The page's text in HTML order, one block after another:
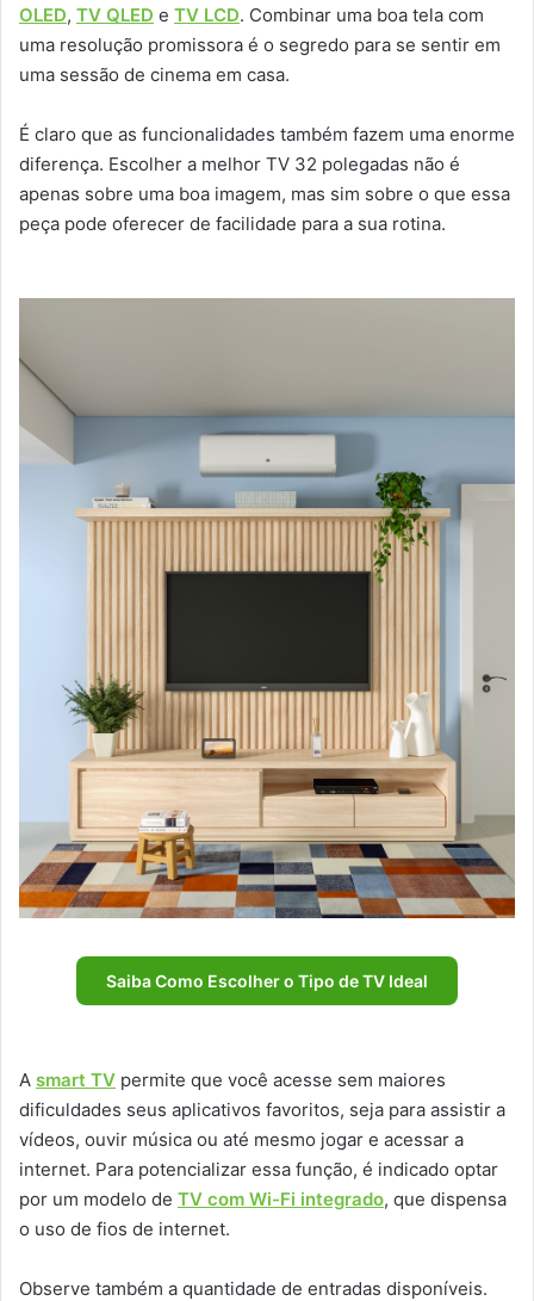
OLED, TV QLED e TV LCD. Combinar uma boa tela com
uma resolução promissora é o segredo para se sentir em
uma sessão de cinema em casa.
É claro que as funcionalidades também fazem uma enorme
diferença. Escolher a melhor TV 32 polegadas não é
apenas sobre uma boa imagem, mas sim sobre o que essa
peça pode oferecer de facilidade para a sua rotina.
Saiba Como Escolher o Tipo de TV Ideal
A smart TV permite que você acesse sem maiores
dificuldades seus aplicativos favoritos, seja para assistir a
vídeos, ouvir música ou até mesmo jogar e acessar a
internet. Para potencializar essa função, é indicado optar
por um modelo de TV com Wi-Fi integrado, que dispensa
o uso de fios de internet.
Observe também a quantidade de entradas disponíveis.